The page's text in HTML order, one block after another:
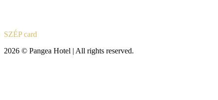
SZÉP card
2026 © Pangea Hotel | All rights reserved.